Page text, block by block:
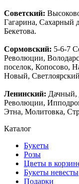
Советский:
Гагарина, Сахарный
Бекетова.
Сормовский: 5-6-7
Революции,
поселок, Копосово,
Новый,
Ленинский: Дачный,
Революции,
Этна, Молитовка,
Каталог
Букеты
Розы
Цветы в
Букеты невесты
Подарки